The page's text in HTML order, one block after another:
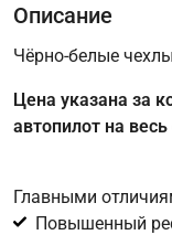
Имя
Телефон*
Описание
Чёрно-белые
Цена указана за
автопилот на
Главными
Повышенный